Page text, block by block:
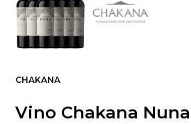
CHAKANA
Vino Chakana